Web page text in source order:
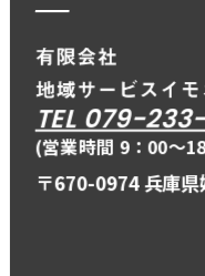
TEL 079-
(営業時間 9：00〜
〒670-0974 兵庫